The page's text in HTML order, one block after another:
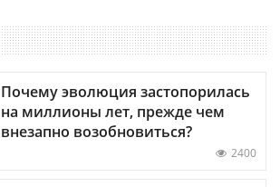
Почему эволюция застопорилась
на миллионы лет, прежде чем
внезапно возобновиться?
2400